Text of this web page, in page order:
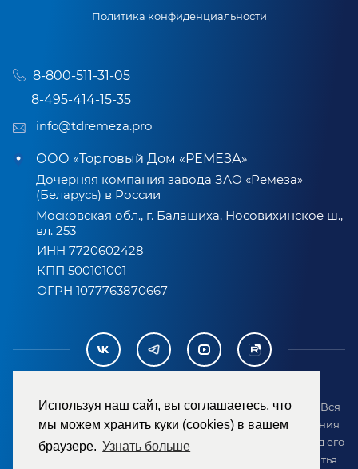
Используя наш сайт, вы соглашаетесь, что
мы можем хранить куки (cookies) в вашем
браузере. Узнать больше
Политика конфиденциальности
8-800-511-31-05
8-495-414-15-35
info@tdremeza.pro
ООО «Торговый Дом «РЕМЕЗА»
Дочерняя компания завода ЗАО «Ремеза»
(Беларусь) в России
Московская обл., г. Балашиха, Носовихинское ш.,
вл. 253
ИНН 7720602428
КПП 500101001
ОГРН 1077763870667
2007-2026 © ООО «ТД «РЕМЕЗА». Все права защищены. Вся
информация на сайте размещена в целях предоставления
возможности покупателю ознакомиться с товаром перед его
приобретением и не является публичной офертой (статья